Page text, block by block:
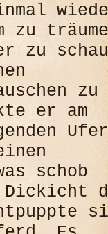
zu
zu
zu
er am
Ufer
schob
Dickicht